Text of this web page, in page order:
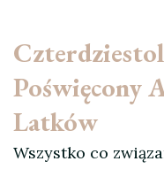
Poświęcony
Latków
Wszystko co